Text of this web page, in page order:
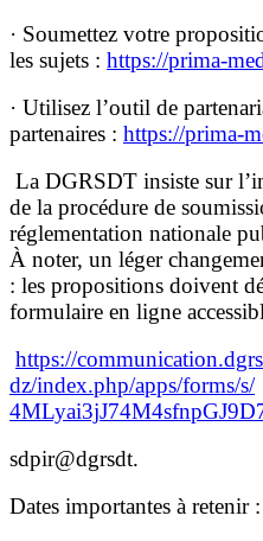
· Soumettez votre
les sujets : https://prima-
· Utilisez l’outil de
partenaires : https://prima-
La DGRSDT insiste sur
de la procédure de
réglementation nationale
À noter, un léger
: les propositions doivent
formulaire en ligne
https://
dz/index.php/apps/forms/s/
sdpir@dgrsdt.
Dates importantes à